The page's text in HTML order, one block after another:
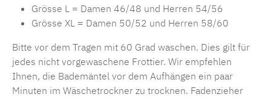
Grösse L = Damen 46/48 und Herren 54/56
Grösse XL = Damen 50/52 und Herren 58/60
Bitte vor dem Tragen mit 60 Grad waschen. Dies gilt für
jedes nicht vorgewaschene Frottier. Wir empfehlen
Ihnen, die Bademäntel vor dem Aufhängen ein paar
Minuten im Wäschetrockner zu trocknen. Fadenzieher